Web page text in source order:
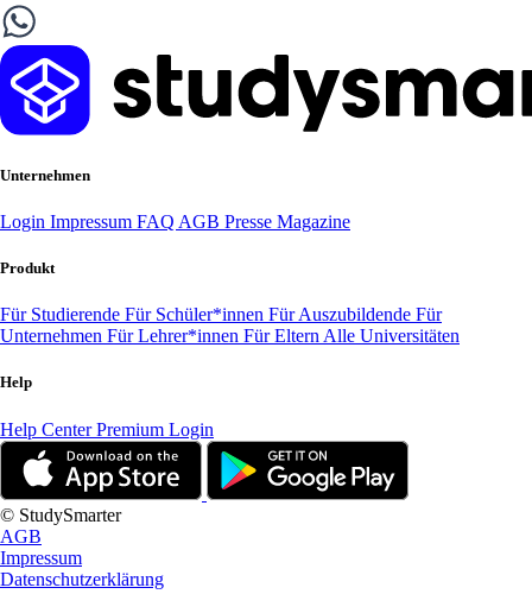
Unternehmen
Login Impressum FAQ AGB Presse Magazine
Produkt
Für Studierende Für Schüler*innen Für Auszubildende Für
Unternehmen Für Lehrer*innen Für Eltern Alle Universitäten
Help
Help CenterPremium Login
© StudySmarter
AGB
Impressum
Datenschutzerklärung